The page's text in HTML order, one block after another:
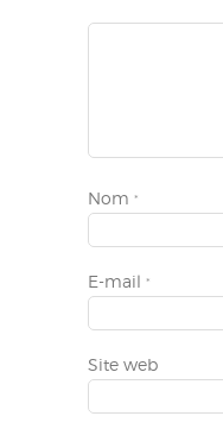
Nom *
E-mail *
Site web